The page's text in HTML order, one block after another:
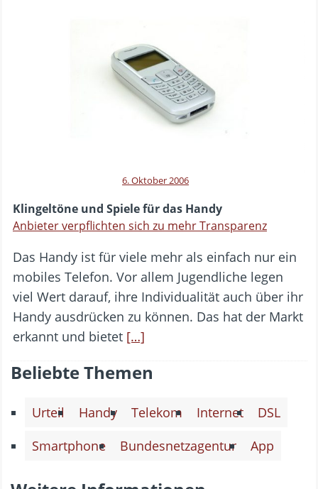
6. Oktober 2006
Klingeltöne und Spiele für das Handy
Anbieter verpflichten sich zu mehr Transparenz
Das Handy ist für viele mehr als einfach nur ein
mobiles Telefon. Vor allem Jugendliche legen
viel Wert darauf, ihre Individualität auch über ihr
Handy ausdrücken zu können. Das hat der Markt
erkannt und bietet […]
Beliebte Themen
Urteil Handy Telekom Internet
DSL
Smartphone
Bundesnetzagentur App